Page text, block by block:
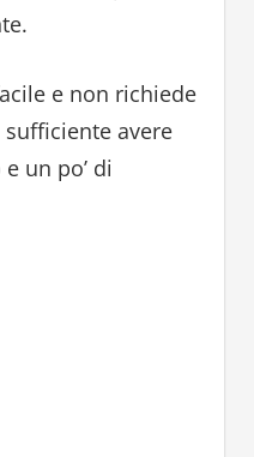
e non richiede
avere
un po’ di